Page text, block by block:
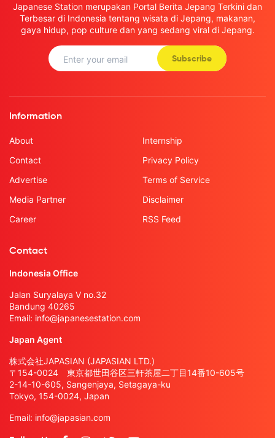
Japanese Station merupakan Portal Berita Jepang Terkini dan
Terbesar di Indonesia tentang wisata di Jepang, makanan,
gaya hidup, pop culture dan yang sedang viral di Jepang.
Subscribe
Information
About
Contact
Advertise
Media Partner
Career
Internship
Privacy Policy
Terms of Service
Disclaimer
RSS Feed
Contact
Indonesia Office
Jalan Suryalaya V no.32
Bandung 40265
Email: info@japanesestation.com
Japan Agent
株式会社JAPASIAN (JAPASIAN LTD.)
〒154-0024 東京都世田谷区三軒茶屋二丁目14番10-605号
2-14-10-605, Sangenjaya, Setagaya-ku
Tokyo, 154-0024, Japan
Email: info@japasian.com